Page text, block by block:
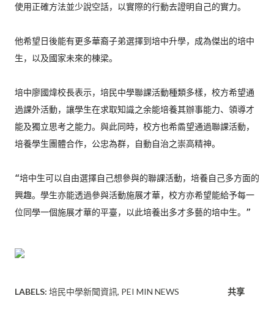
使用正確方法並少說空話， 以實際的行動去證明自己的實力。
他希望日後能有更多華裔子弟選擇到培中升學，成為傑出的培中
生， 以及國家未來的棟梁。
培中廖國煒校長表示，培民中學聯課活動種類多樣， 校方希望通
過課外活動，讓學生在求取知識之余能培養其辦事能力、 領導才
能及獨立思考之能力。與此同時， 校方也希矞望通過聯課活動，
培養學生團體合作，公忠為群，
自動自治之崇高精神。
“培中生可以自由選擇自己想參與的聯課活動， 培養自己多方面的
興趣。學生亦能透過參與活動施展才華， 校方亦希望能給予每一
位同學一個施展才華的平臺， 以此培養出多才多藝的培中生。”
LABELS: 培民中學新聞資訊 PEI MIN NEWS 共享